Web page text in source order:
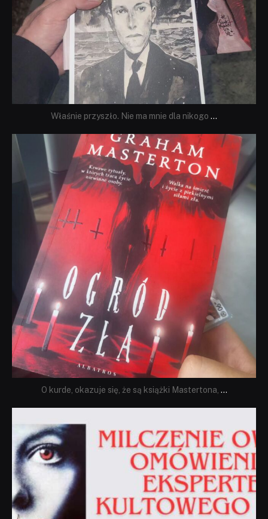
Właśnie przyszło. Nie ma mnie dla nikogo ...
dobryhorror
Sie 23
O kurde, okazuje się, że są książki Mastertona, ...